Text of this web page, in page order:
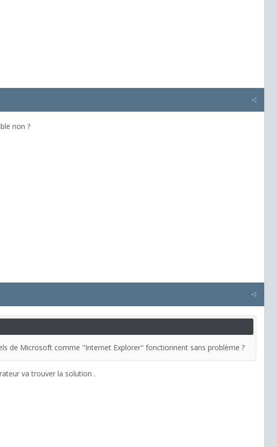
non ?
de Microsoft comme "Internet Explorer" fonctionnent sans problème ?
va trouver la solution .